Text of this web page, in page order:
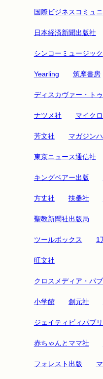
国際ビジネスコミュ
日本経済新聞出版社
シンコーミュージック
Yearling 筑摩書房
ディスカヴァー・ト
ナツメ社 マイク
芳文社 マガジン
東京ニュース通信社
キングベアー出版
方丈社 扶桑社
聖教新聞社出版局
ツールボックス 1
旺文社
クロスメディア・パ
小学館 創元社
ジェイティビィパブ
赤ちゃんとママ社
フォレスト出版